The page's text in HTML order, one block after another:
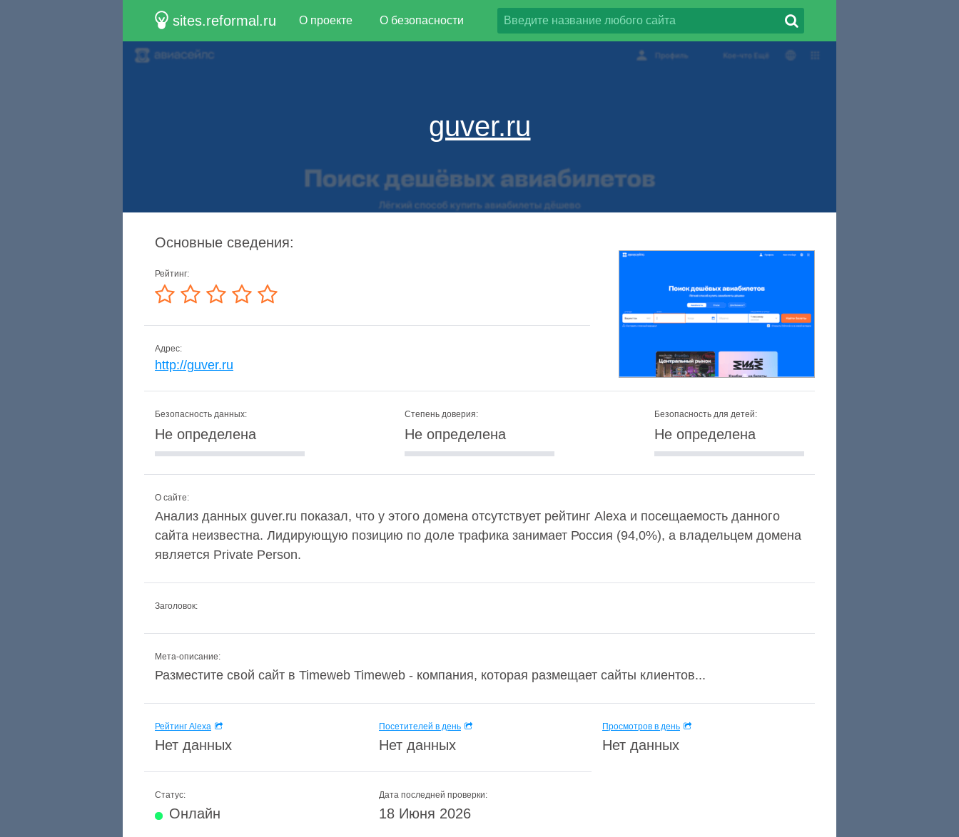
sites.reformal.ru О проекте О безопасности
guver.ru
Основные сведения:
Рейтинг:
Адрес:
http://guver.ru
Безопасность данных:
Не определена
Степень доверия:
Не определена
Безопасность для детей:
Не определена
О сайте:
Анализ данных guver.ru показал, что у этого домена отсутствует рейтинг Alexa и посещаемость данного
сайта неизвестна. Лидирующую позицию по доле трафика занимает Россия (94,0%), а владельцем домена
является Private Person.
Заголовок:
Мета-описание:
Разместите свой сайт в Timeweb Timeweb - компания, которая размещает сайты клиентов...
Рейтинг Alexa
Нет данных
Посетителей в день
Нет данных
Просмотров в день
Нет данных
Статус:
Онлайн
Дата последней проверки:
18 Июня 2026